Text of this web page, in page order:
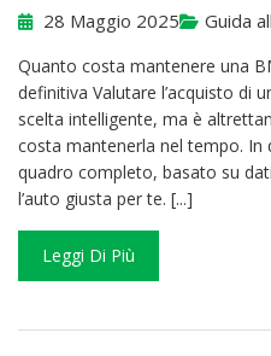
28 Maggio 2025 Guida
Quanto costa mantenere una
definitiva Valutare l’acquisto di
scelta intelligente, ma è
costa mantenerla nel tempo.
quadro completo, basato su
l’auto giusta per te. [...]
Leggi Di Più